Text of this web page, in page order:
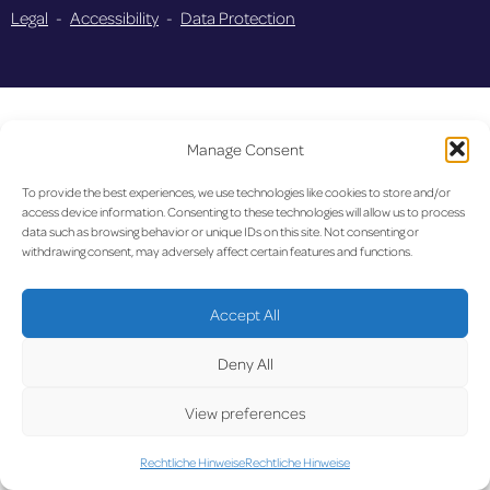
Manage Consent
To provide the best experiences, we use technologies like cookies to store and/or
access device information. Consenting to these technologies will allow us to process
data such as browsing behavior or unique IDs on this site. Not consenting or
withdrawing consent, may adversely affect certain features and functions.
Accept All
Deny All
View preferences
Rechtliche HinweiseRechtliche Hinweise
Legal - Accessibility - Data Protection